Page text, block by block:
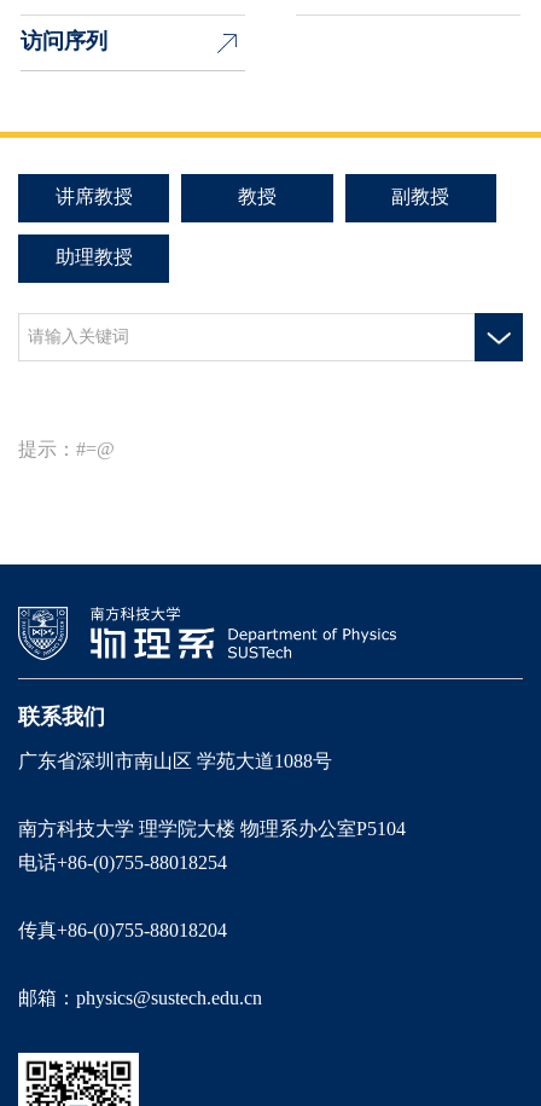
访问序列
讲席教授 教授 副教授
助理教授
提示：#=@
联系我们
广东省深圳市南山区 学苑大道1088号
南方科技大学 理学院大楼 物理系办公室P5104
电话+86-(0)755-88018254
传真+86-(0)755-88018204
邮箱：physics@sustech.edu.cn